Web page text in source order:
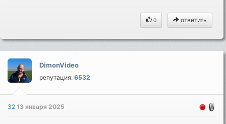
0 ответить
DimonVideo
репутация:6532
3213 января 2025